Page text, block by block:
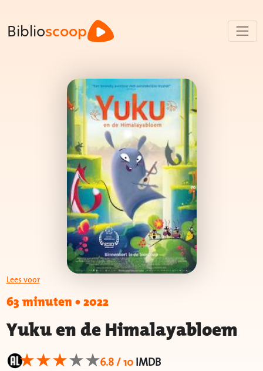
Biblioscoop
Lees voor
63 minuten•2022
Yuku en de Himalayabloem
6.8 / 10IMDB